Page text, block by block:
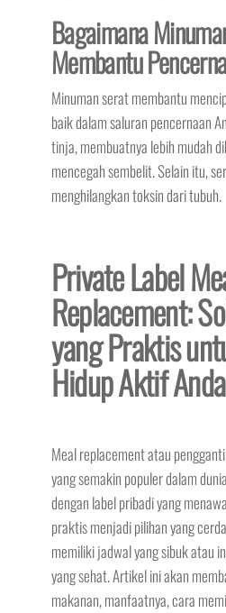
Bagaimana
Membantu
Minuman serat membantu
baik dalam saluran pencernaan
tinja, membuatnya lebih mudah
mencegah sembelit. Selain itu,
menghilangkan toksin dari tubuh.
Private Label
Replacement:
yang Praktis
Hidup Aktif Anda
Meal replacement atau
yang semakin populer dalam
dengan label pribadi yang
praktis menjadi pilihan yang
memiliki jadwal yang sibuk atau
yang sehat. Artikel ini akan
makanan, manfaatnya, cara